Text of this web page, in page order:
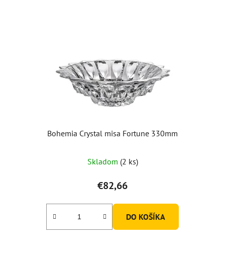
Bohemia Crystal misa Fortune 330mm
Skladom (2 ks)
€82,66
DO KOŠÍKA